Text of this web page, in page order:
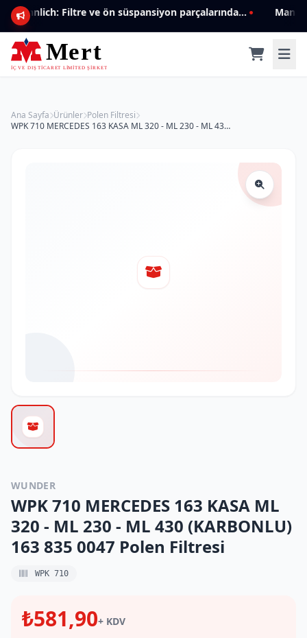
Mannlich: Filtre ve ön süspansiyon parçalarında genişleyen ürün yelpazesiyle kalite ve güven.
Ana Sayfa Ürünler Polen Filtresi
WPK 710 MERCEDES 163 KASA ML 320 - ML 230 - ML 430 (KARBONLU) 163 835 0047 Polen Filtresi
WUNDER
WPK 710 MERCEDES 163 KASA ML
320 - ML 230 - ML 430 (KARBONLU)
163 835 0047 Polen Filtresi
WPK 710
₺581,90+ KDV